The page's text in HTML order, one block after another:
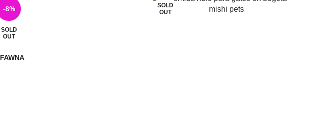
-8%
SOLD
OUT
FAWNA
SOLD
OUT